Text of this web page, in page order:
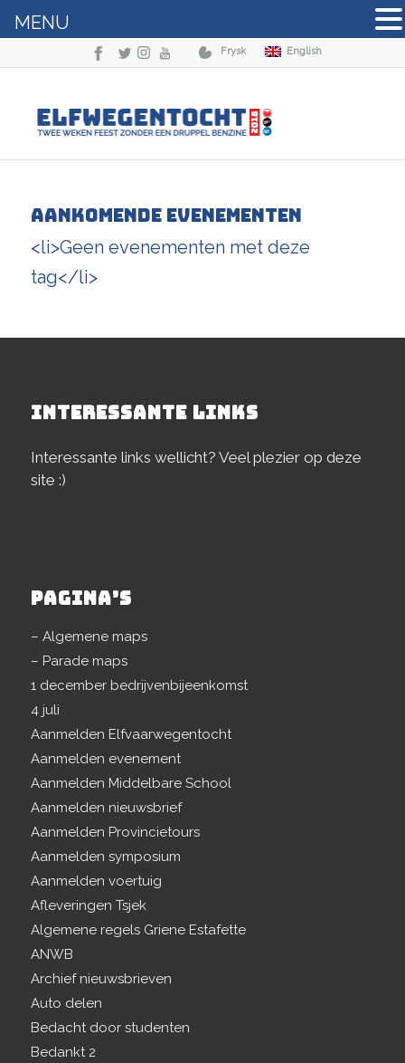
Frysk English
Aankomende Evenementen
<li>Geen evenementen met deze
tag</li>
INTERESSANTE LINKS
Interessante links wellicht? Veel plezier op deze
site :)
PAGINA’S
– Algemene maps
– Parade maps
1 december bedrijvenbijeenkomst
4 juli
Aanmelden Elfvaarwegentocht
Aanmelden evenement
Aanmelden Middelbare School
Aanmelden nieuwsbrief
Aanmelden Provincietours
Aanmelden symposium
Aanmelden voertuig
Afleveringen Tsjek
Algemene regels Griene Estafette
ANWB
Archief nieuwsbrieven
Auto delen
Bedacht door studenten
Bedankt 2
MENU